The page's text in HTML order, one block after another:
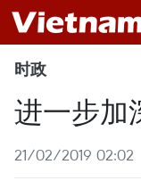
时政
进一步加
21/02/2019 02:02